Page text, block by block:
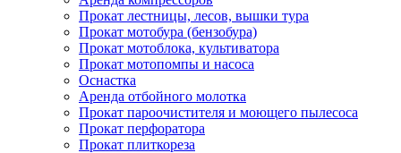
Прокат лестницы, лесов, вышки тура
Прокат мотобура (бензобура)
Прокат мотоблока, культиватора
Прокат мотопомпы и насоса
Оснастка
Аренда отбойного молотка
Прокат пароочистителя и моющего пылесоса
Прокат перфоратора
Прокат плиткореза